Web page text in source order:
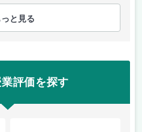
っと見る
評価を探す